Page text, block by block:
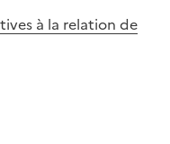
à la relation de